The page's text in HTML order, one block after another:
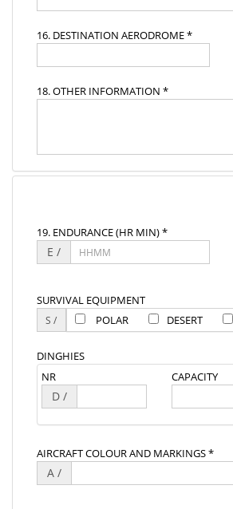
16. DESTINATION AERODROME *
18. OTHER INFORMATION *
19. ENDURANCE (HR MIN) *
E /
SURVIVAL EQUIPMENT
POLAR
DESERT
DINGHIES
NR
D /
CAPACITY
AIRCRAFT COLOUR AND MARKINGS *
A /